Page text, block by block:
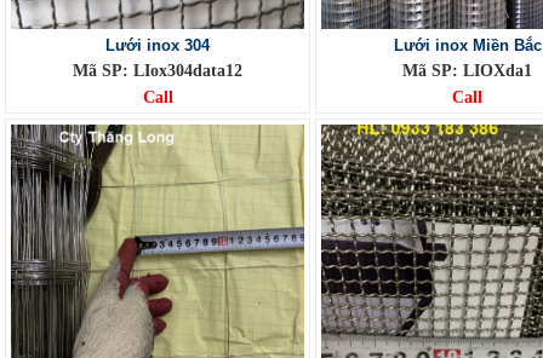
Lưới inox 304
Mã SP: LIox304data12
Call
Lưới inox Miền Bắc
Mã SP: LIOXda1
Call